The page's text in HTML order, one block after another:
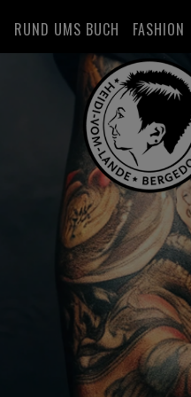
RUND UMS BUCH FASHION